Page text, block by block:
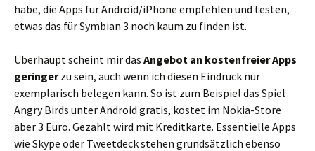
habe, die Apps für Android/iPhone empfehlen und testen,
etwas das für Symbian 3 noch kaum zu finden ist.
Überhaupt scheint mir das Angebot an kostenfreier Apps
geringerzu sein, auch wenn ich diesen Eindruck nur
exemplarisch belegen kann. So ist zum Beispiel das Spiel
Angry Birds unter Android gratis, kostet im Nokia-Store
aber 3 Euro. Gezahlt wird mit Kreditkarte. Essentielle Apps
wie Skype oder Tweetdeck stehen grundsätzlich ebenso